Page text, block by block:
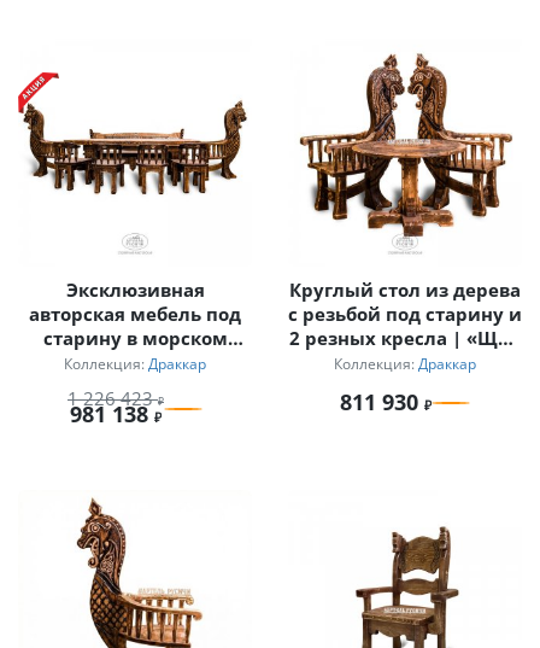
Эксклюзивная
авторская мебель под
старину в морском
стиле «Драккар»
Коллекция: Драккар
1 226 423
981 138
Круглый стол из дерева
с резьбой под старину и
2 резных кресла | «Щит
Викинга»
Коллекция: Драккар
811 930